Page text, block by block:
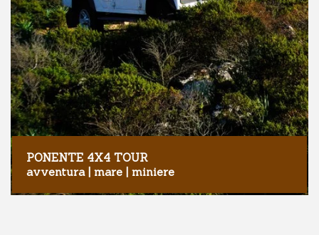
PONENTE 4X4 TOUR
avventura | mare | miniere